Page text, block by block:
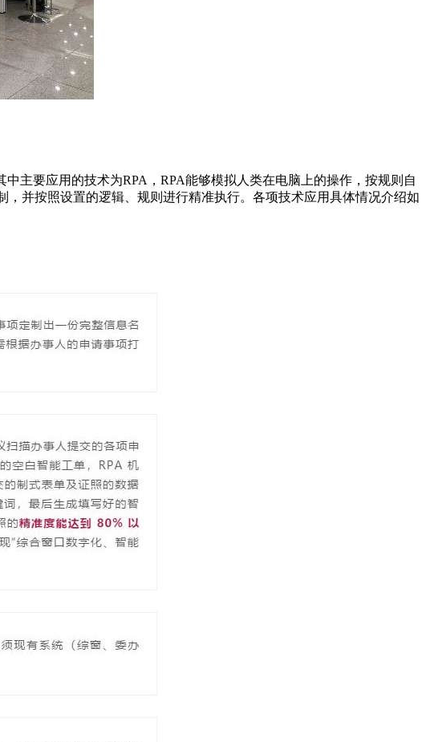
主要应用的技术为RPA，RPA能够模拟人类在电脑上的操作，按规则自
并按照设置的逻辑、规则进行精准执行。各项技术应用具体情况介绍如